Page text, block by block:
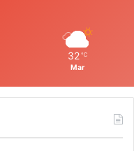
32 ℃
Mar